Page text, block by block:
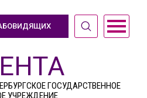
ГОСУДАРСТВЕННОЕ
УЧРЕЖДЕНИЕ